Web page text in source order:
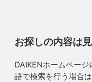
お探しの内容は
DAIKENホームペー
語で検索を行う場合